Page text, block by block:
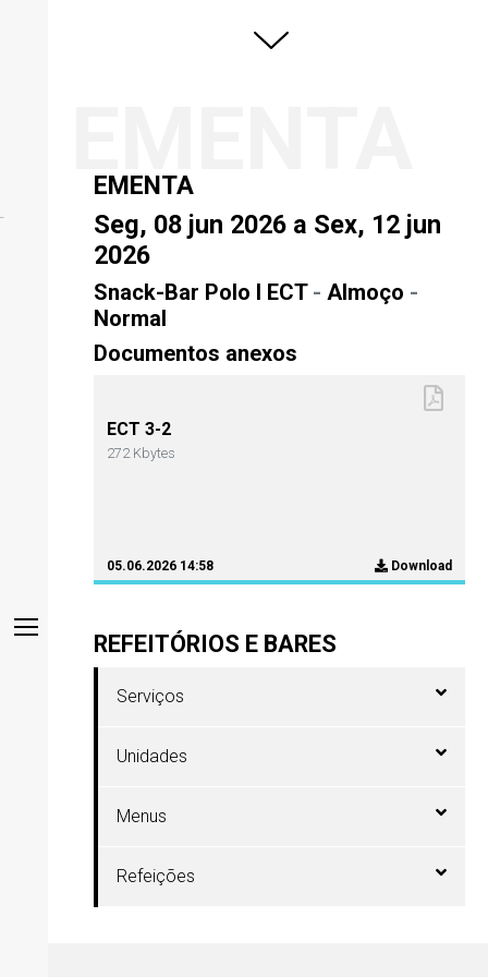
EMENTA
Seg, 08 jun 2026 a Sex, 12 jun
2026
Snack-Bar Polo I ECT- Almoço -
Normal
Documentos anexos
ECT 3-2
272 Kbytes
05.06.2026 14:58 Download
REFEITÓRIOS E BARES
Serviços
Unidades
Menus
Refeições